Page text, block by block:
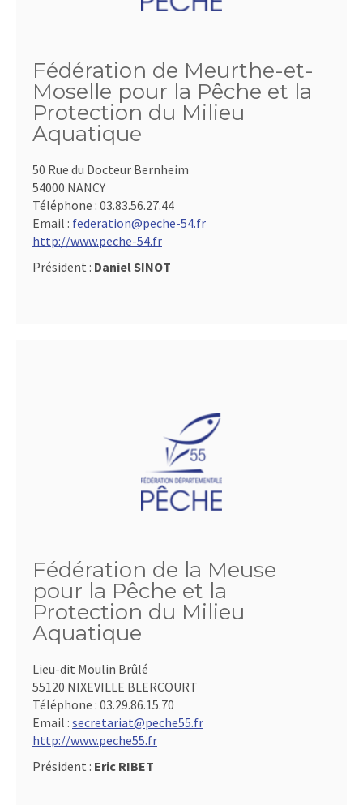
Fédération de Meurthe-et-
Moselle pour la Pêche et la
Protection du Milieu
Aquatique
50 Rue du Docteur Bernheim
54000 NANCY
Téléphone : 03.83.56.27.44
Email : federation@peche-54.fr
http://www.peche-54.fr
Président : Daniel SINOT
Fédération de la Meuse
pour la Pêche et la
Protection du Milieu
Aquatique
Lieu-dit Moulin Brûlé
55120 NIXEVILLE BLERCOURT
Téléphone : 03.29.86.15.70
Email : secretariat@peche55.fr
http://www.peche55.fr
Président : Eric RIBET